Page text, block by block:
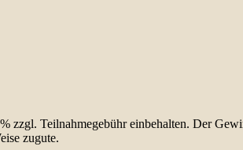
Teilnahmegebühr einbehalten. Der
zugute.